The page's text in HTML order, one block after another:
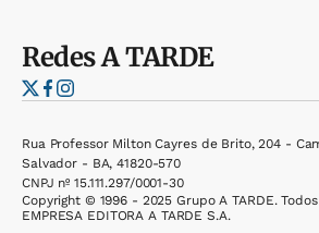
RedesA TARDE
Rua Professor Milton Cayres de Brito, 204 -
Salvador - BA, 41820-570
CNPJ nº 15.111.297/0001-30
Copyright © 1996 - 2025 Grupo A TARDE.
EMPRESA EDITORA A TARDE S.A.